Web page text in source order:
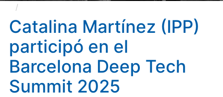
Deep Tech Summit 2025
Catalina Martínez (IPP)
participó en el
Barcelona Deep Tech
Summit 2025